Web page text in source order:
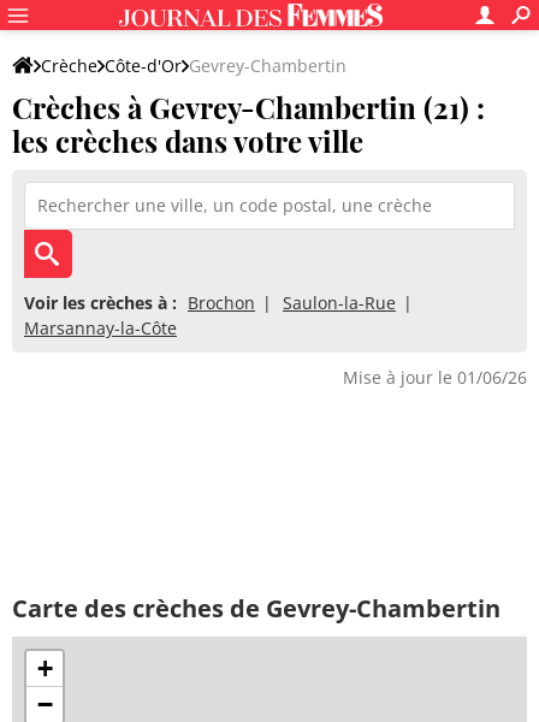
Crèche Côte-d'Or Gevrey-Chambertin
Crèches à Gevrey-Chambertin (21) :
les crèches dans votre ville
Voir les crèches à : Brochon
Saulon-la-Rue
Marsannay-la-Côte
Mise à jour le 01/06/26
Carte des crèches de Gevrey-Chambertin
+
−